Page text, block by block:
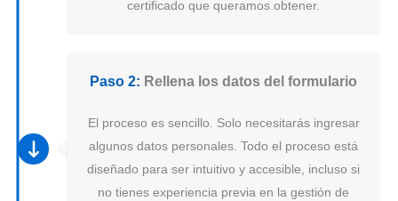
certificado que queramos obtener.
Paso 2: Rellena los datos del formulario
El proceso es sencillo. Solo necesitarás ingresar
algunos datos personales. Todo el proceso está
diseñado para ser intuitivo y accesible, incluso si
no tienes experiencia previa en la gestión de